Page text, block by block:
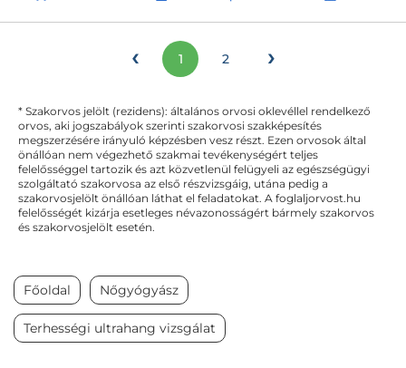
‹ 1 2 ›
* Szakorvos jelölt (rezidens): általános orvosi oklevéllel rendelkező
orvos, aki jogszabályok szerinti szakorvosi szakképesítés
megszerzésére irányuló képzésben vesz részt. Ezen orvosok által
önállóan nem végezhető szakmai tevékenységért teljes
felelősséggel tartozik és azt közvetlenül felügyeli az egészségügyi
szolgáltató szakorvosa az első részvizsgáig, utána pedig a
szakorvosjelölt önállóan láthat el feladatokat. A foglaljorvost.hu
felelősségét kizárja esetleges névazonosságért bármely szakorvos
és szakorvosjelölt esetén.
Főoldal Nőgyógyász
Terhességi ultrahang vizsgálat